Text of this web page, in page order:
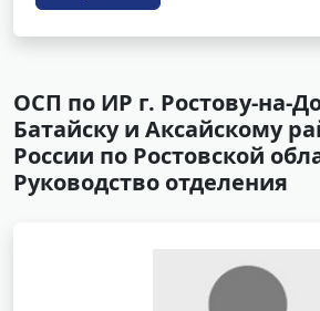
ОСП по ИР г. Ростову-на-
Батайску и Аксайскому
России по Ростовской
Руководство отделения